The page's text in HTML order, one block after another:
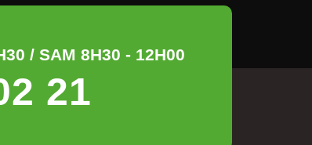
/ SAM 8H30 - 12H00
21